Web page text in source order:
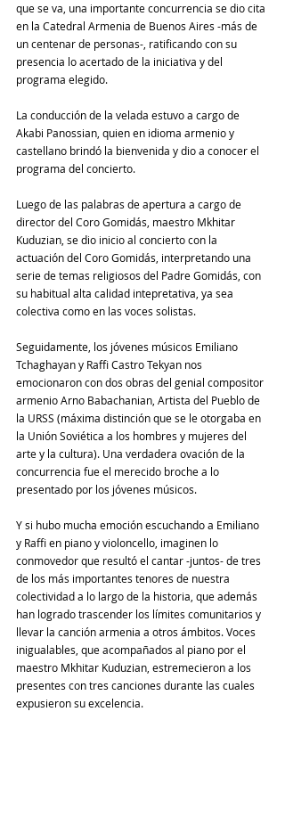
que se va, una importante concurrencia se dio cita
en la Catedral Armenia de Buenos Aires -más de
un centenar de personas-, ratificando con su
presencia lo acertado de la iniciativa y del
programa elegido.
La conducción de la velada estuvo a cargo de
Akabi Panossian, quien en idioma armenio y
castellano brindó la bienvenida y dio a conocer el
programa del concierto.
Luego de las palabras de apertura a cargo de
director del Coro Gomidás, maestro Mkhitar
Kuduzian, se dio inicio al concierto con la
actuación del Coro Gomidás, interpretando una
serie de temas religiosos del Padre Gomidás, con
su habitual alta calidad intepretativa, ya sea
colectiva como en las voces solistas.
Seguidamente, los jóvenes músicos Emiliano
Tchaghayan y Raffi Castro Tekyan nos
emocionaron con dos obras del genial compositor
armenio Arno Babachanian, Artista del Pueblo de
la URSS (máxima distinción que se le otorgaba en
la Unión Soviética a los hombres y mujeres del
arte y la cultura). Una verdadera ovación de la
concurrencia fue el merecido broche a lo
presentado por los jóvenes músicos.
Y si hubo mucha emoción escuchando a Emiliano
y Raffi en piano y violoncello, imaginen lo
conmovedor que resultó el cantar -juntos- de tres
de los más importantes tenores de nuestra
colectividad a lo largo de la historia, que además
han logrado trascender los límites comunitarios y
llevar la canción armenia a otros ámbitos. Voces
inigualables, que acompañados al piano por el
maestro Mkhitar Kuduzian, estremecieron a los
presentes con tres canciones durante las cuales
expusieron su excelencia.